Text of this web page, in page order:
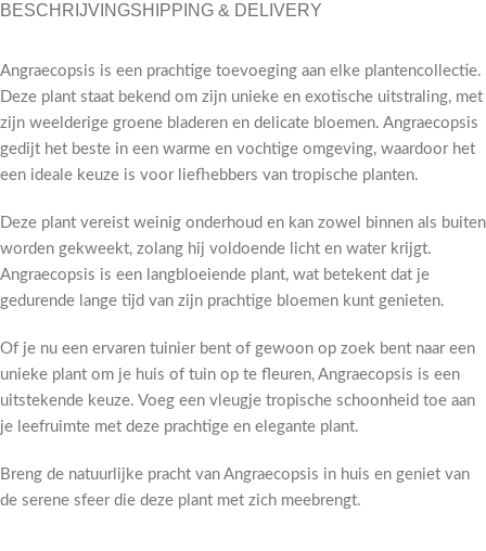
BESCHRIJVINGSHIPPING & DELIVERY
Angraecopsis is een prachtige toevoeging aan elke plantencollectie.
Deze plant staat bekend om zijn unieke en exotische uitstraling, met
zijn weelderige groene bladeren en delicate bloemen. Angraecopsis
gedijt het beste in een warme en vochtige omgeving, waardoor het
een ideale keuze is voor liefhebbers van tropische planten.
Deze plant vereist weinig onderhoud en kan zowel binnen als buiten
worden gekweekt, zolang hij voldoende licht en water krijgt.
Angraecopsis is een langbloeiende plant, wat betekent dat je
gedurende lange tijd van zijn prachtige bloemen kunt genieten.
Of je nu een ervaren tuinier bent of gewoon op zoek bent naar een
unieke plant om je huis of tuin op te fleuren, Angraecopsis is een
uitstekende keuze. Voeg een vleugje tropische schoonheid toe aan
je leefruimte met deze prachtige en elegante plant.
Breng de natuurlijke pracht van Angraecopsis in huis en geniet van
de serene sfeer die deze plant met zich meebrengt.